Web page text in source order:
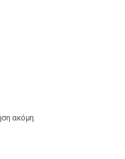
ακόμη.